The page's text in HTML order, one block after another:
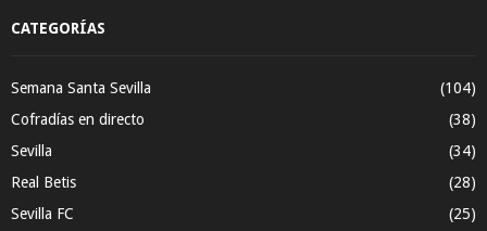
CATEGORÍAS
Semana Santa Sevilla
(104)
Cofradías en directo
(38)
Sevilla
(34)
Real Betis
(28)
Sevilla FC
(25)